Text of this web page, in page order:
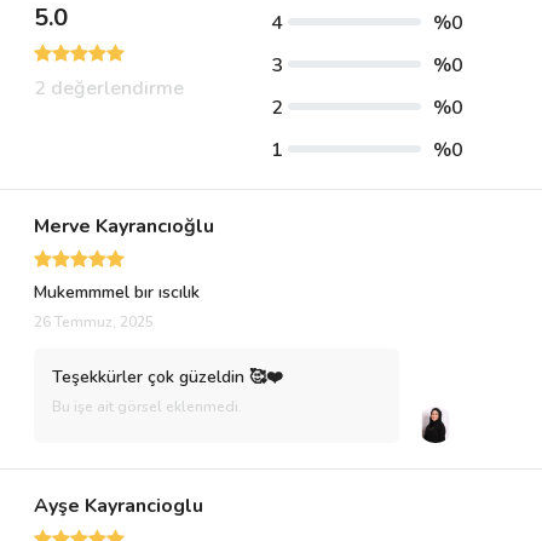
5.0
2 değerlendirme
4
%0
3
%0
2
%0
1
%0
Merve Kayrancıoğlu
Mukemmmel bır ıscılık
26 Temmuz, 2025
Teşekkürler çok güzeldin 🥰❤️
Bu işe ait görsel eklenmedi.
Ayşe Kayrancioglu